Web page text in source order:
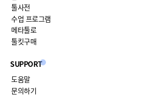
툴사전
수업 프로그램
메타툴로
툴킷구매
SUPPORT
도움말
문의하기